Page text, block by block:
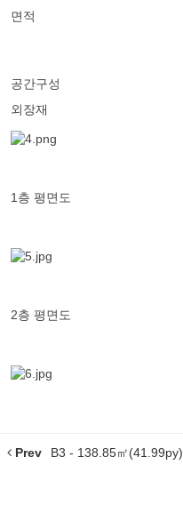
면적
공간구성
외장재
1층 평면도
2층 평면도
Prev B3 - 138.85㎡(41.99py)